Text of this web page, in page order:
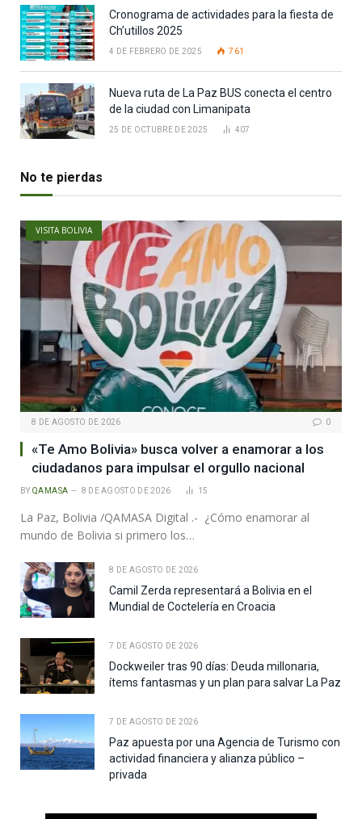
Cronograma de actividades para la fiesta de
Ch’utillos 2025
4 DE FEBRERO DE 2025 761
Nueva ruta de La Paz BUS conecta el centro
de la ciudad con Limanipata
25 DE OCTUBRE DE 2025 407
No te pierdas
VISITA BOLIVIA
8 DE AGOSTO DE 2026 0
«Te Amo Bolivia» busca volver a enamorar a los
ciudadanos para impulsar el orgullo nacional
BY QAMASA 8 DE AGOSTO DE 2026 15
La Paz, Bolivia /QAMASA Digital .- ¿Cómo enamorar al
mundo de Bolivia si primero los…
8 DE AGOSTO DE 2026
Camil Zerda representará a Bolivia en el
Mundial de Coctelería en Croacia
7 DE AGOSTO DE 2026
Dockweiler tras 90 días: Deuda millonaria,
ítems fantasmas y un plan para salvar La Paz
7 DE AGOSTO DE 2026
Paz apuesta por una Agencia de Turismo con
actividad financiera y alianza público –
privada